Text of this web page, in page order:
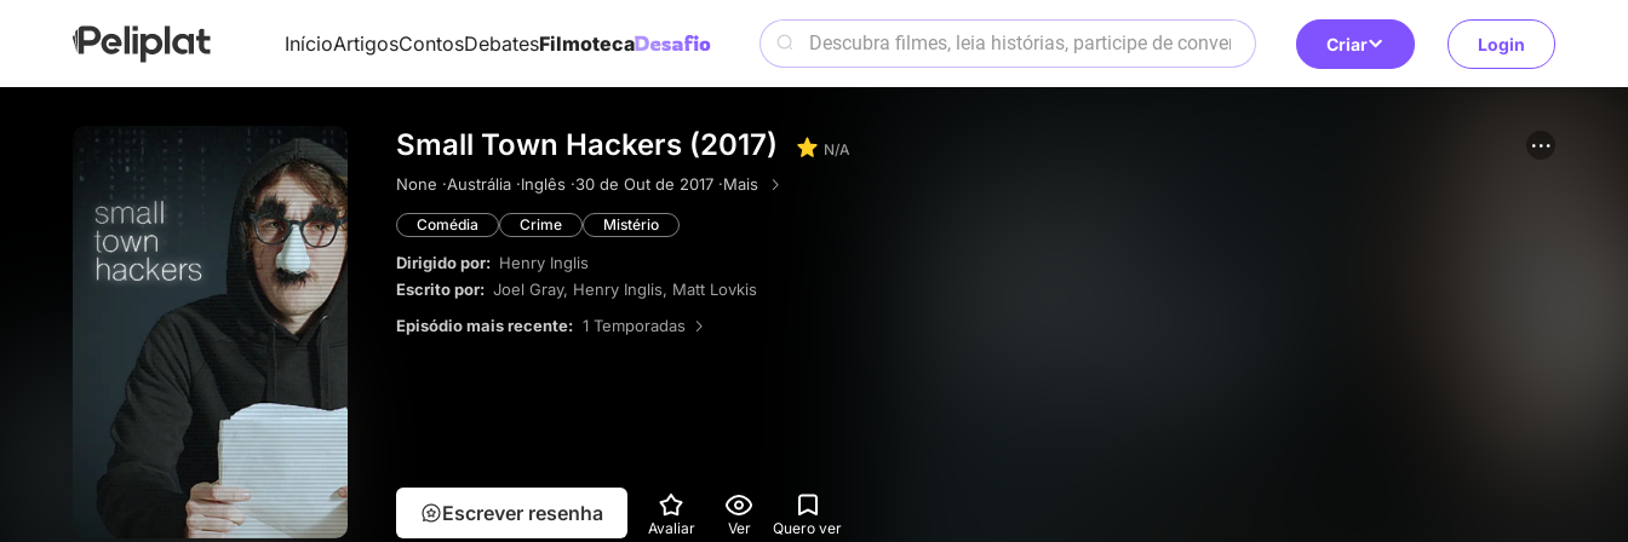
InícioArtigosContosDebatesFilmoteca Criar Login
Small Town Hackers (2017) N/A
None ·Austrália ·Inglês ·30 de Out de 2017 ·Mais
Comédia Crime Mistério
Dirigido por: Henry Inglis
Escrito por: Joel Gray, Henry Inglis, Matt Lovkis
Episódio mais recente: 1 Temporadas
Escrever resenha
Avaliar Ver Quero ver